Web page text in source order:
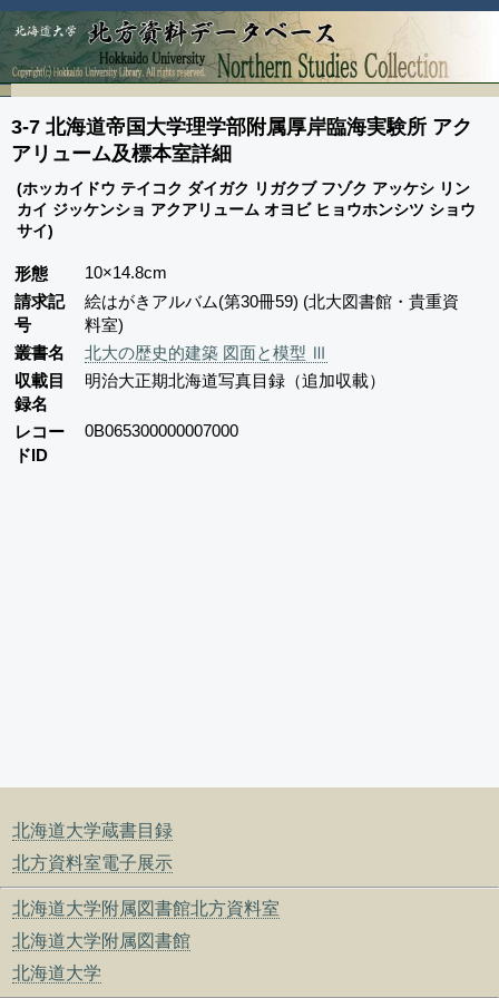
北海道大学蔵書目録
北方資料室電子展示
北海道大学附属図書館北方資料室
北海道大学附属図書館
北海道大学
3-7 北海道帝国大学理学部附属厚岸臨海実験所 アク
アリューム及標本室詳細
(ホッカイドウ テイコク ダイガク リガクブ フゾク アッケシ リン
カイ ジッケンショ アクアリューム オヨビ ヒョウホンシツ ショウ
サイ)
形態
10×14.8cm
請求記
号
絵はがきアルバム(第30冊59) (北大図書館・貴重資
料室)
叢書名
北大の歴史的建築 図面と模型 Ⅲ
収載目
録名
明治大正期北海道写真目録（追加収載）
レコー
ドID
0B065300000007000